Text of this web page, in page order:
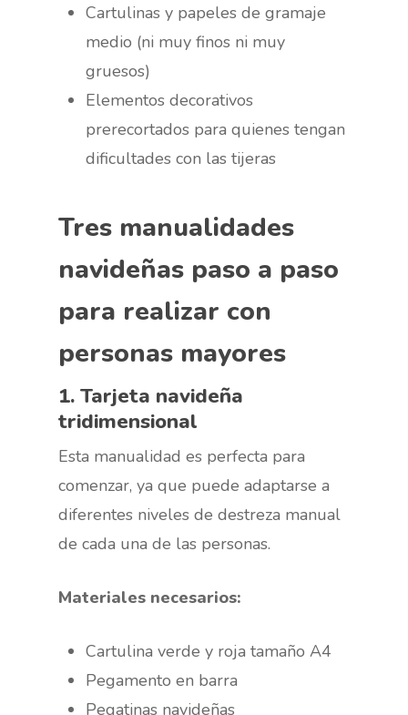
Cartulinas y papeles de gramaje
medio (ni muy finos ni muy
gruesos)
Elementos decorativos
prerecortados para quienes tengan
dificultades con las tijeras
Tres manualidades
navideñas paso a paso
para realizar con
personas mayores
1. Tarjeta navideña
tridimensional
Esta manualidad es perfecta para
comenzar, ya que puede adaptarse a
diferentes niveles de destreza manual
de cada una de las personas.
Materiales necesarios:
Cartulina verde y roja tamaño A4
Pegamento en barra
Pegatinas navideñas